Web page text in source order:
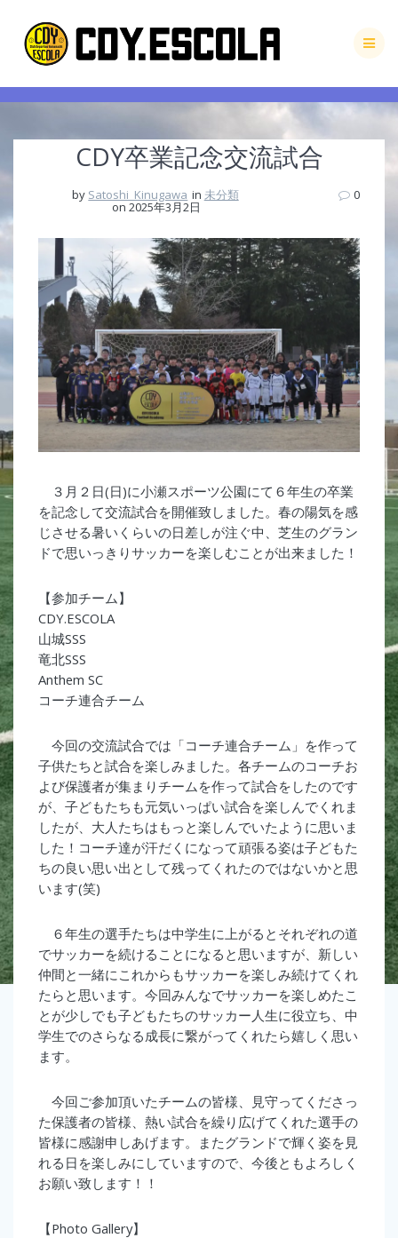
to
content
CDY卒業記念交流試合
by Satoshi_Kinugawa in 未分類
on 2025年3月2日
0
３月２日(日)に小瀬スポーツ公園にて６年生の卒業
を記念して交流試合を開催致しました。春の陽気を感
じさせる暑いくらいの日差しが注ぐ中、芝生のグラン
ドで思いっきりサッカーを楽しむことが出来ました！
【参加チーム】
CDY.ESCOLA
山城SSS
竜北SSS
Anthem SC
コーチ連合チーム
今回の交流試合では「コーチ連合チーム」を作って
子供たちと試合を楽しみました。各チームのコーチお
よび保護者が集まりチームを作って試合をしたのです
が、子どもたちも元気いっぱい試合を楽しんでくれま
したが、大人たちはもっと楽しんでいたように思いま
した！コーチ達が汗だくになって頑張る姿は子どもた
ちの良い思い出として残ってくれたのではないかと思
います(笑)
６年生の選手たちは中学生に上がるとそれぞれの道
でサッカーを続けることになると思いますが、新しい
仲間と一緒にこれからもサッカーを楽しみ続けてくれ
たらと思います。今回みんなでサッカーを楽しめたこ
とが少しでも子どもたちのサッカー人生に役立ち、中
学生でのさらなる成長に繋がってくれたら嬉しく思い
ます。
今回ご参加頂いたチームの皆様、見守ってくださっ
た保護者の皆様、熱い試合を繰り広げてくれた選手の
皆様に感謝申しあげます。またグランドで輝く姿を見
れる日を楽しみにしていますので、今後ともよろしく
お願い致します！！
【Photo Gallery】